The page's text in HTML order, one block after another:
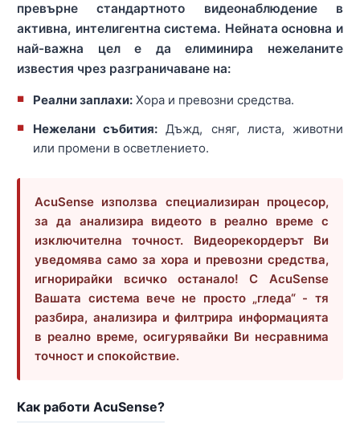
превърне стандартното видеонаблюдение в
активна, интелигентна система. Нейната основна и
най-важна цел е да елиминира нежеланите
известия чрез разграничаване на:
Реални заплахи: Хора и превозни средства.
Нежелани събития: Дъжд, сняг, листа, животни
или промени в осветлението.
AcuSense използва специализиран процесор,
за да анализира видеото в реално време с
изключителна точност. Видеорекордерът Ви
уведомява само за хора и превозни средства,
игнорирайки всичко останало! С AcuSense
Вашата система вече не просто „гледа“ - тя
разбира, анализира и филтрира информацията
в реално време, осигурявайки Ви несравнима
точност и спокойствие.
Как работи AcuSense?